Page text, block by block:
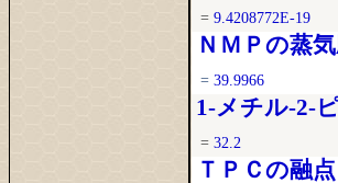
= 9.4208772E-19
ＮＭＰの蒸
= 39.9966
1-メチル-2-
= 32.2
ＴＰＣの融